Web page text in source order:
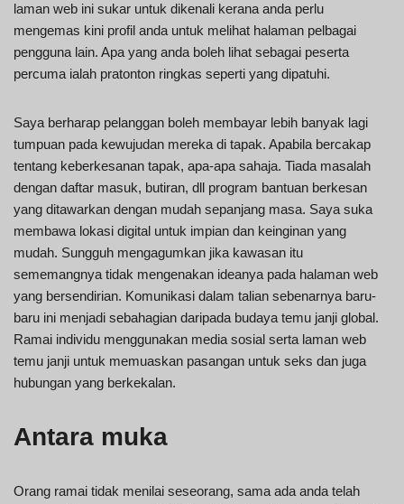
laman web ini sukar untuk dikenali kerana anda perlu
mengemas kini profil anda untuk melihat halaman pelbagai
pengguna lain. Apa yang anda boleh lihat sebagai peserta
percuma ialah pratonton ringkas seperti yang dipatuhi.
Saya berharap pelanggan boleh membayar lebih banyak lagi
tumpuan pada kewujudan mereka di tapak. Apabila bercakap
tentang keberkesanan tapak, apa-apa sahaja. Tiada masalah
dengan daftar masuk, butiran, dll program bantuan berkesan
yang ditawarkan dengan mudah sepanjang masa. Saya suka
membawa lokasi digital untuk impian dan keinginan yang
mudah. Sungguh mengagumkan jika kawasan itu
sememangnya tidak mengenakan ideanya pada halaman web
yang bersendirian. Komunikasi dalam talian sebenarnya baru-
baru ini menjadi sebahagian daripada budaya temu janji global.
Ramai individu menggunakan media sosial serta laman web
temu janji untuk memuaskan pasangan untuk seks dan juga
hubungan yang berkekalan.
Antara muka
Orang ramai tidak menilai seseorang, sama ada anda telah